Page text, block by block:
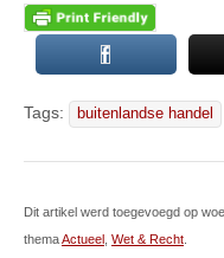
Tags: buitenlandse handel
Dit artikel werd toegevoegd op
themaActueel Wet & Recht